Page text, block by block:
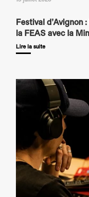
Festival d’Avignon
la FEAS avec la
Lire la suite